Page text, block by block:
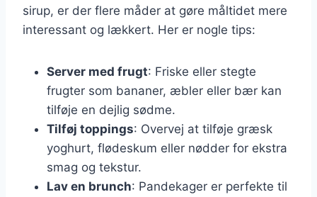
sirup, er der flere måder at gøre måltidet mere
interessant og lækkert. Her er nogle tips:
Server med frugt: Friske eller stegte
frugter som bananer, æbler eller bær kan
tilføje en dejlig sødme.
Tilføj toppings: Overvej at tilføje græsk
yoghurt, flødeskum eller nødder for ekstra
smag og tekstur.
Lav en brunch: Pandekager er perfekte til